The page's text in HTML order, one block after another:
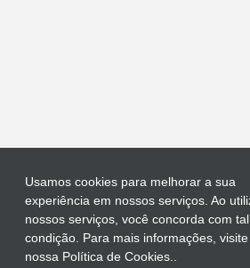
Usamos cookies para melhorar a sua
experiência em nossos serviços. Ao
nossos serviços, você concorda com tal
condição. Para mais informações, visite
nossa Política de Cookies..
Tecnologia do
Site Oficial da Comunidade Nossa Senhora
reservados